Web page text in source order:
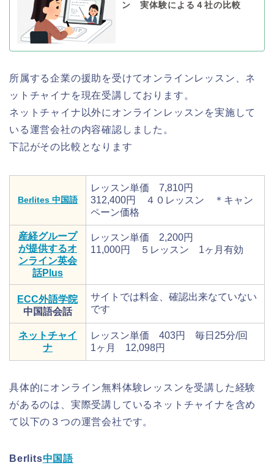
ン 実体験による４社の比較
所属する企業の援助を受けてオンラインレッスン、ネ
ットチャイナを現在受講しております。
ネットチャイナ以外にオンラインレッスンを実施して
いる運営会社の内容確認しました。
下記がその比較となります
Berlites 中国語
レッスン単価 7,810円
312,400円 ４０レッスン ＊キャン
ペーン価格
産経グループ
が提供するオ
ンライン英会
話Plus
レッスン単価 2,200円
11,000円 ５レッスン 1ヶ月有効
ECC外語学院
中国語会話
サイトでは料金、確認出来なていない
です
ネットチャイ
ナ
レッスン単価 403円 毎日25分/回
1ヶ月 12,098円
具体的にオンライン無料体験レッスンを受講した経験
があるのは、実際受講しているネットチャイナを含め
て以下の３つの運営会社です。
Berlits中国語